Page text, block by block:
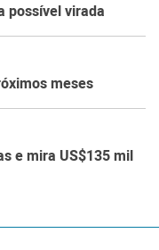
possível virada
meses
e mira US$135 mil